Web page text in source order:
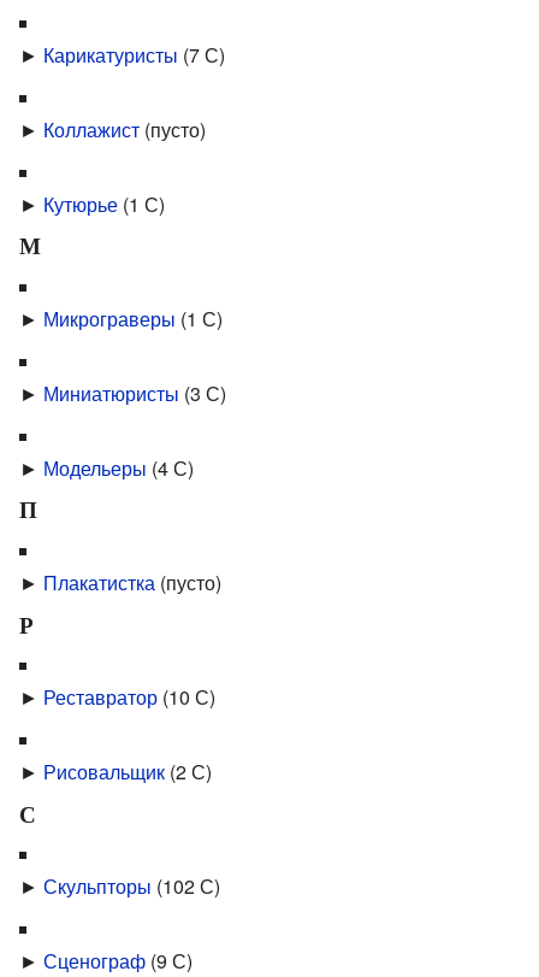
► Карикатуристы (7 С)
► Коллажист (пусто)
► Кутюрье (1 С)
М
► Микрограверы (1 С)
► Миниатюристы (3 С)
► Модельеры (4 С)
П
► Плакатистка (пусто)
Р
► Реставратор (10 С)
► Рисовальщик (2 С)
С
► Скульпторы (102 С)
► Сценограф (9 С)